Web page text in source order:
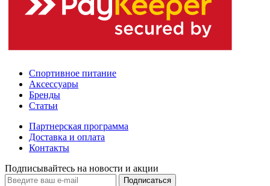
Спортивное питание
Аксессуары
Бренды
Статьи
Партнерская программа
Доставка и оплата
Контакты
Подписывайтесь на новости и акции
Подписаться